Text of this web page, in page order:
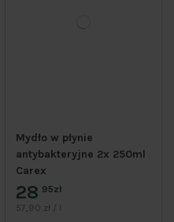
Mydło w płynie
antybakteryjne 2x 250ml
Carex
28 95zł
57,90 zł / l